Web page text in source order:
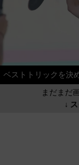
ベストトリックを決
まだまだ
↓